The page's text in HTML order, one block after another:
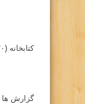
کتابخانه (۲۰)
گزارش ها